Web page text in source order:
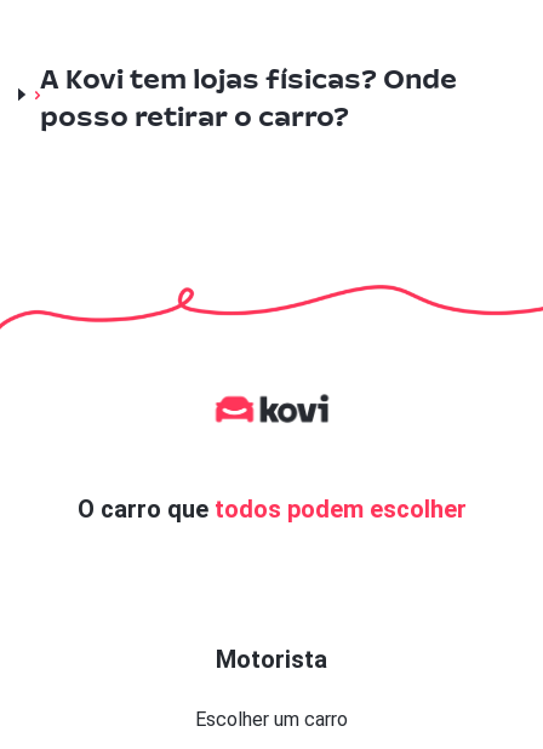
A Kovi tem lojas físicas? Onde
posso retirar o carro?
O carro que todos podem escolher
Motorista
Escolher um carro